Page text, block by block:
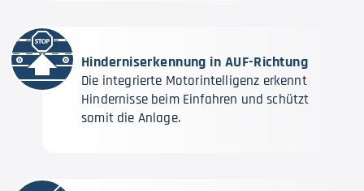
Hinderniserkennung in AUF-Richtung
Die integrierte Motorintelligenz erkennt
Hindernisse beim Einfahren und schützt
somit die Anlage.